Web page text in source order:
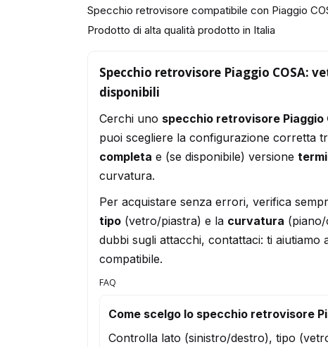
Specchio retrovisore compatibile con Piaggio
Prodotto di alta qualità prodotto in Italia
Specchio retrovisore Piaggio COSA:
disponibili
Cerchi uno specchio retrovisore Piaggio
puoi scegliere la configurazione corretta
completa e (se disponibile) versione
curvatura.
Per acquistare senza errori, verifica
tipo (vetro/piastra) e la curvatura
dubbi sugli attacchi, contattaci: ti aiutiamo
compatibile.
FAQ
Come scelgo lo specchio retrovisore
Controlla lato (sinistro/destro), tipo